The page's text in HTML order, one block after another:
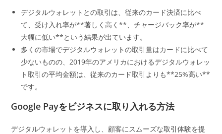
デジタルウォレットとの取引は、従来のカード決済に比べ
て、受け入れ率が**著しく高く**、チャージバック率が**
大幅に低い**という結果が出ています。
多くの市場でデジタルウォレットの取引量はカードに比べて
少ないものの、2019年のアメリカにおけるデジタルウォレッ
ト取引の平均金額は、従来のカード取引よりも**25%高い**
です。
Google Payをビジネスに取り入れる方法
デジタルウォレットを導入し、顧客にスムーズな取引体験を提